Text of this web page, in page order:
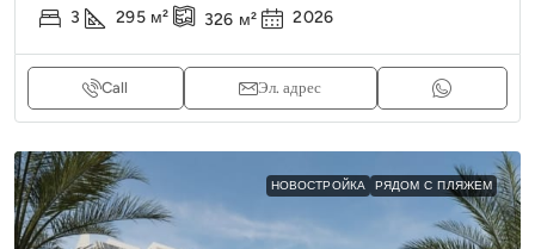
3 295 м² 326 м² 2026
Call Эл. адрес
НОВОСТРОЙКА РЯДОМ С ПЛЯЖЕМ